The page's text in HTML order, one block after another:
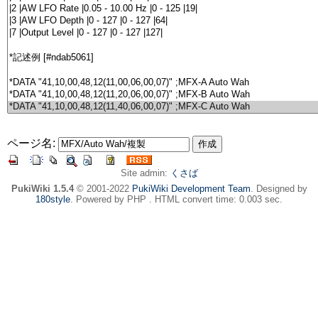
ページ名:
Site admin: くさば
PukiWiki 1.5.4© 2001-2022 PukiWiki Development Team. Designed by
180style. Powered by PHP . HTML convert time: 0.003 sec.